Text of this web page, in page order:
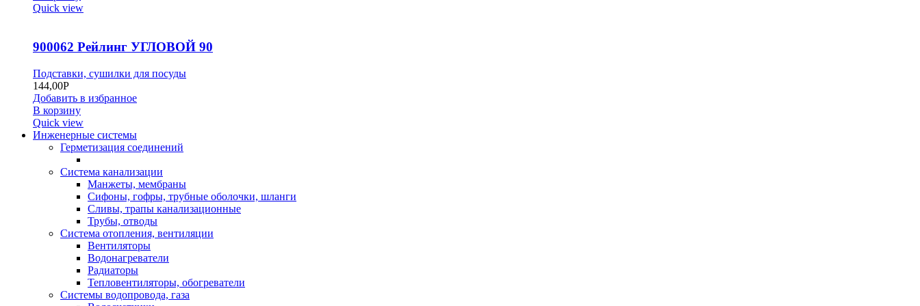
Quick view
900062 Рейлинг УГЛОВОЙ 90
Подставки, сушилки для посуды
144,00Р
Добавить в избранное
В корзину
Quick view
Инженерные системы
Герметизация соединений
Система канализации
Манжеты, мембраны
Сифоны, гофры, трубные оболочки, шланги
Сливы, трапы канализационные
Трубы, отводы
Система отопления, вентиляции
Вентиляторы
Водонагреватели
Радиаторы
Тепловентиляторы, обогреватели
Системы водопровода, газа